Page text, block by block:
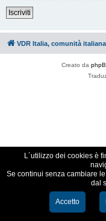
Iscriviti
VDR Italia, comunità
Creato da
L´utilizzo dei cookies è
Se continui senza cambiare
dal
Accetto